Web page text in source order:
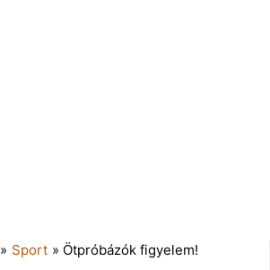
» Sport » Ötpróbázók figyelem!